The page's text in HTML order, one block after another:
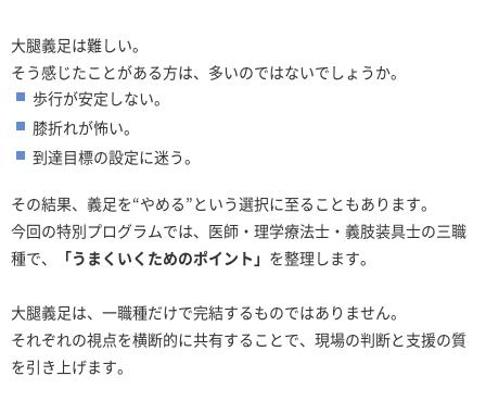
大腿義足は難しい。
そう感じたことがある方は、多いのではないでしょうか。
歩行が安定しない。
膝折れが怖い。
到達目標の設定に迷う。
その結果、義足を“やめる”という選択に至ることもあります。
今回の特別プログラムでは、医師・理学療法士・義肢装具士の三職
種で、
「うまくいくためのポイント」 を整理します。
大腿義足は、一職種だけで完結するものではありません。
それぞれの視点を横断的に共有することで、現場の判断と支援の質
を引き上げます。